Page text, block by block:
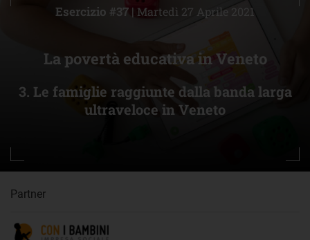
La povertà educativa in Veneto
3. Le famiglie raggiunte dalla banda larga
ultraveloce in Veneto
Esercizio #37 | Martedì 27 Aprile 2021
Partner